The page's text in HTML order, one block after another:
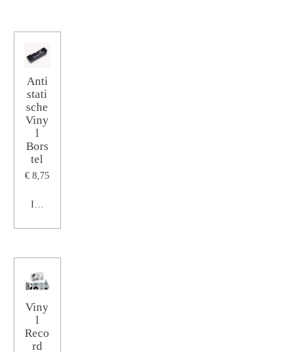
Anti
stati
sche
Viny
l
Bors
tel
€ 8,75
In winkelwagen
Viny
l
Reco
rd